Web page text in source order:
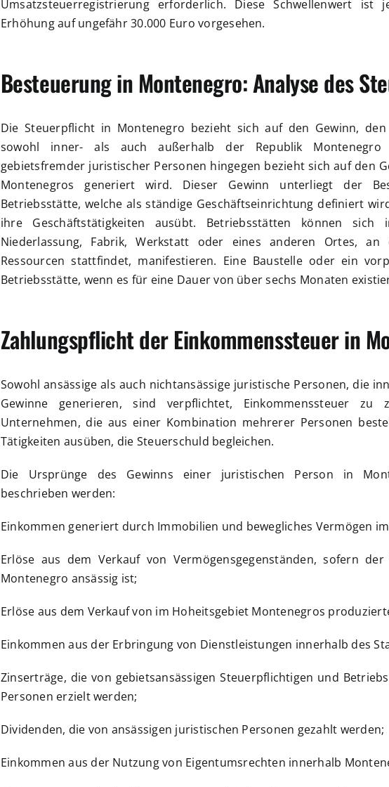
Umsatzsteuerregistrierung erforderlich. Diese Schwellenwert
Erhöhung auf ungefähr 30.000 Euro vorgesehen.
Besteuerung in Montenegro: Analyse des
Die Steuerpflicht in Montenegro bezieht sich auf den Gewinn,
sowohl inner- als auch außerhalb der Republik Montenegro
gebietsfremder juristischer Personen hingegen bezieht sich auf den
Montenegros generiert wird. Dieser Gewinn unterliegt der
Betriebsstätte, welche als ständige Geschäftseinrichtung definiert
ihre Geschäftstätigkeiten ausübt. Betriebsstätten können sich
Niederlassung, Fabrik, Werkstatt oder eines anderen Ortes,
Ressourcen stattfindet, manifestieren. Eine Baustelle oder ein
Betriebsstätte, wenn es für eine Dauer von über sechs Monaten
Zahlungspflicht der Einkommenssteuer in
Sowohl ansässige als auch nichtansässige juristische Personen, die
Gewinne generieren, sind verpflichtet, Einkommenssteuer zu
Unternehmen, die aus einer Kombination mehrerer Personen
Tätigkeiten ausüben, die Steuerschuld begleichen.
Die Ursprünge des Gewinns einer juristischen Person in
beschrieben werden:
Einkommen generiert durch Immobilien und bewegliches Vermögen
Erlöse aus dem Verkauf von Vermögensgegenständen, sofern
Montenegro ansässig ist;
Erlöse aus dem Verkauf von im Hoheitsgebiet Montenegros
Einkommen aus der Erbringung von Dienstleistungen innerhalb des
Zinserträge, die von gebietsansässigen Steuerpflichtigen und
Personen erzielt werden;
Dividenden, die von ansässigen juristischen Personen gezahlt werden;
Einkommen aus der Nutzung von Eigentumsrechten innerhalb